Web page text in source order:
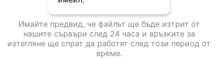
Имайте предвид, че файлът ще бъде изтрит от
нашите сървъри след 24 часа и връзките за
изтегляне ще спрат да работят след този период от
време.